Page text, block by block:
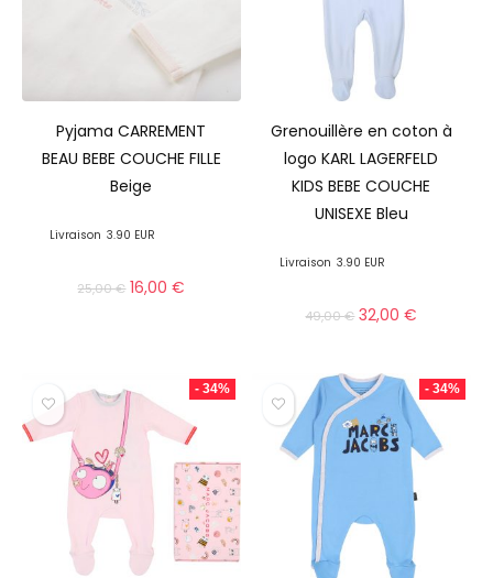
Pyjama CARREMENT
BEAU BEBE COUCHE FILLE
Beige
Livraison 3.90 EUR
25,00€ 16,00€
Grenouillère en coton à
logo KARL LAGERFELD
KIDS BEBE COUCHE
UNISEXE Bleu
Livraison 3.90 EUR
49,00€ 32,00€
- 34% - 34%